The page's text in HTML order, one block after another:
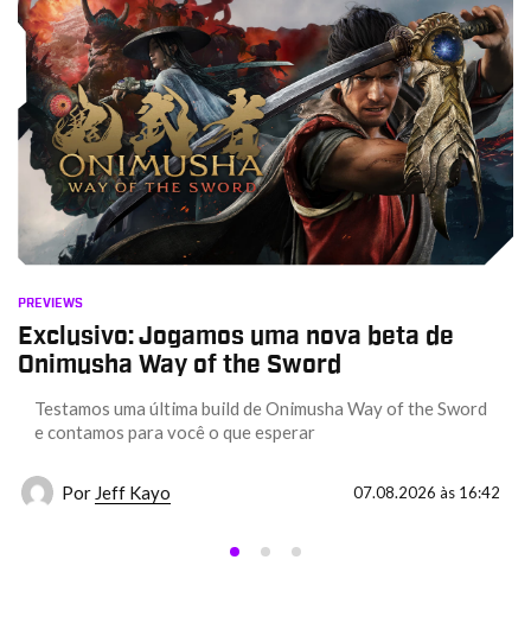
PREVIEWS
Exclusivo: Jogamos uma nova beta de
Onimusha Way of the Sword
Testamos uma última build de Onimusha Way of the Sword
e contamos para você o que esperar
Por Jeff Kayo 07.08.2026 às 16:42